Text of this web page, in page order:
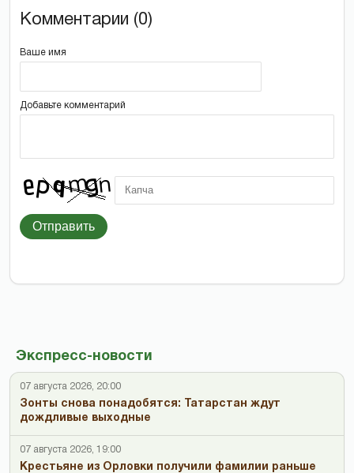
Экспресс-новости
07 августа 2026, 20:00
Зонты снова понадобятся: Татарстан ждут
дождливые выходные
07 августа 2026, 19:00
Крестьяне из Орловки получили фамилии раньше
Комментарии (0)
Ваше имя
Добавьте комментарий
Отправить